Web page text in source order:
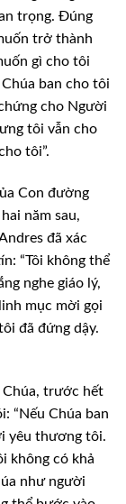
trọng. Đúng
trở thành
gì cho tôi
ban cho tôi
cho Người
tôi vẫn cho
tôi”.
Con đường
năm sau,
đã xác
“Tôi không thể
nghe giáo lý,
mục mời gọi
đã đứng dậy.
Chúa, trước hết
“Nếu Chúa ban
yêu thương tôi.
không có khả
như người